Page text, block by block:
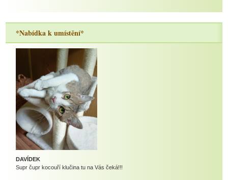
*Nabídka k umístění*
DAVÍDEK
Supr čupr kocouří klučina tu na Vás čeká!!!